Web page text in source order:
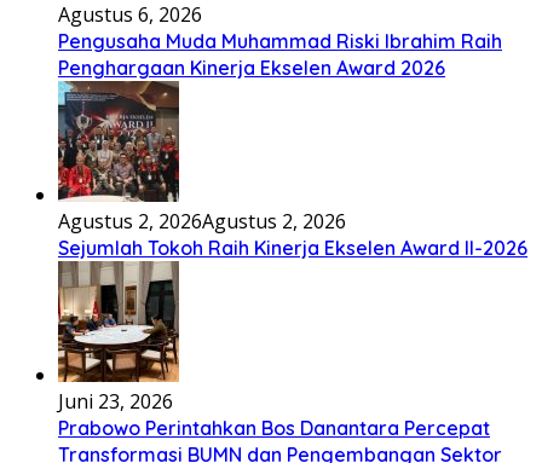
Agustus 6, 2026
Pengusaha Muda Muhammad Riski Ibrahim Raih
Penghargaan Kinerja Ekselen Award 2026
Agustus 2, 2026Agustus 2, 2026
Sejumlah Tokoh Raih Kinerja Ekselen Award II-2026
Juni 23, 2026
Prabowo Perintahkan Bos Danantara Percepat
Transformasi BUMN dan Pengembangan Sektor